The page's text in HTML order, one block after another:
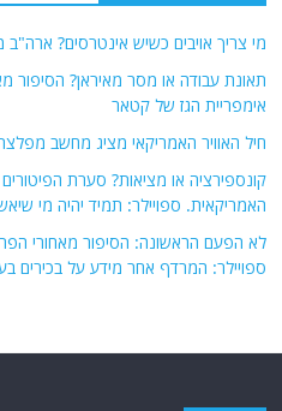
מי צריך אויבים כשיש אינטרסים?
תאונת עבודה או מסר מאיראן? הסיפור
אימפריית הגז של קטאר
חיל האוויר האמריקאי מציג מחשב
קונספירציה או מציאות? סערת
האמריקאית. ספויילר: תמיד יהיה מי
ספויילר: המרדף אחר מידע על בכירים